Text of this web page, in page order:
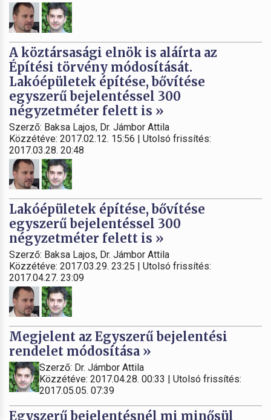
A köztársasági elnök is aláírta az
Építési törvény módosítását.
Lakóépületek építése, bővítése
egyszerű bejelentéssel 300
négyzetméter felett is »
Szerző: Baksa Lajos, Dr. Jámbor Attila
Közzétéve: 2017.02.12. 15:56 | Utolsó frissítés:
2017.03.28. 20:48
Lakóépületek építése, bővítése
egyszerű bejelentéssel 300
négyzetméter felett is »
Szerző: Baksa Lajos, Dr. Jámbor Attila
Közzétéve: 2017.03.29. 23:25 | Utolsó frissítés:
2017.04.27. 23:09
Megjelent az Egyszerű bejelentési
rendelet módosítása »
Szerző: Dr. Jámbor Attila
Közzétéve: 2017.04.28. 00:33 | Utolsó frissítés:
2017.05.05. 07:39
Egyszerű bejelentésnél mi minősül